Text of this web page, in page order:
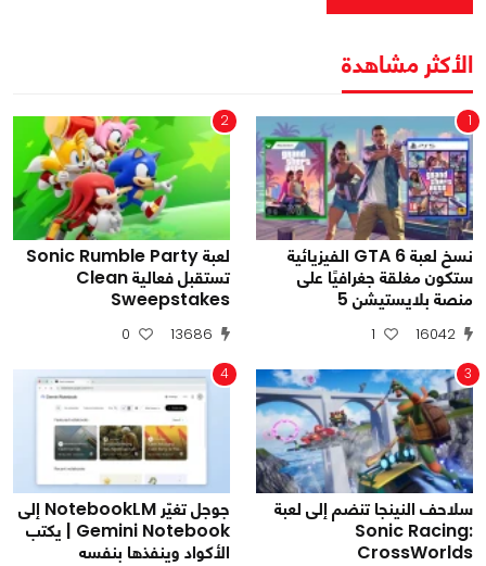
الأكثر مشاهدة
1
نسخ لعبة GTA 6 الفيزيائية
ستكون مغلقة جغرافيًا على
منصة بلايستيشن 5
16042
1
2
لعبة Sonic Rumble Party
تستقبل فعالية Clean
Sweepstakes
13686
0
3
سلاحف النينجا تنضم إلى لعبة
Sonic Racing:
CrossWorlds
4
جوجل تغيّر NotebookLM إلى
Gemini Notebook | يكتب
الأكواد وينفذها بنفسه